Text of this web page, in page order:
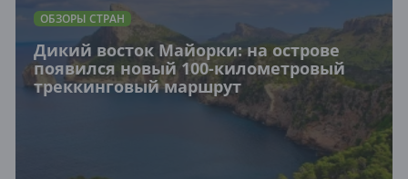
ОБЗОРЫ СТРАН
Дикий восток Майорки: на острове
появился новый 100-километровый
треккинговый маршрут